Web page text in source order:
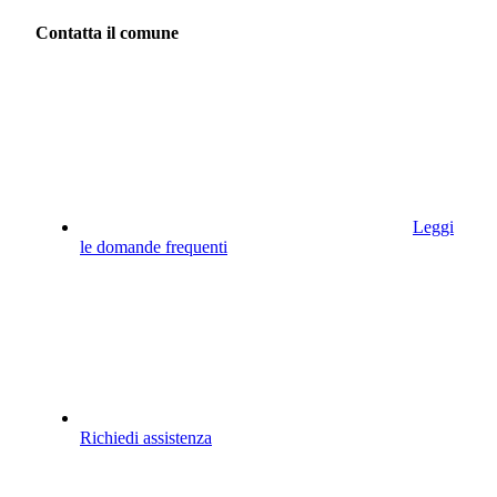
Contatta il comune
Leggi
le domande frequenti
Richiedi assistenza